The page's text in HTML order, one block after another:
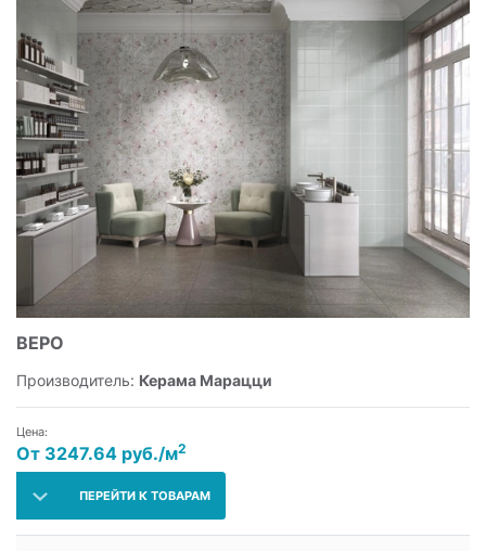
ВЕРО
Производитель: Керама Марацци
Цена:
От 3247.64 руб./м2
ПЕРЕЙТИ К ТОВАРАМ